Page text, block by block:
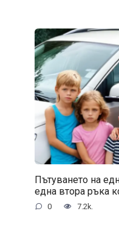
Пътуването на
една втора ръка
0 7.2k.